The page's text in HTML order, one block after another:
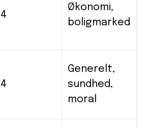
4
Økonomi,
boligmarked
4
Generelt,
sundhed,
moral